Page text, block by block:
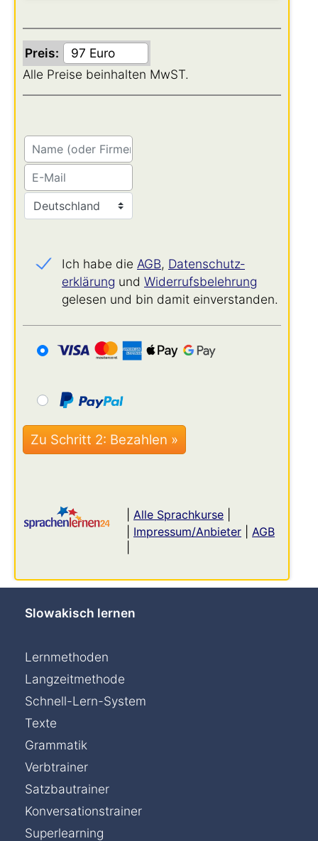
Preis:
Alle Preise beinhalten MwST.
Ich habe die AGB, Datenschutz­
erklärung und Widerrufs­belehrung
gelesen und bin damit einverstanden.
Alle Sprachkurse
Impressum/Anbieter
AGB
Slowakisch lernen
Lernmethoden
Langzeitmethode
Schnell-Lern-System
Texte
Grammatik
Verbtrainer
Satzbautrainer
Konversationstrainer
Superlearning